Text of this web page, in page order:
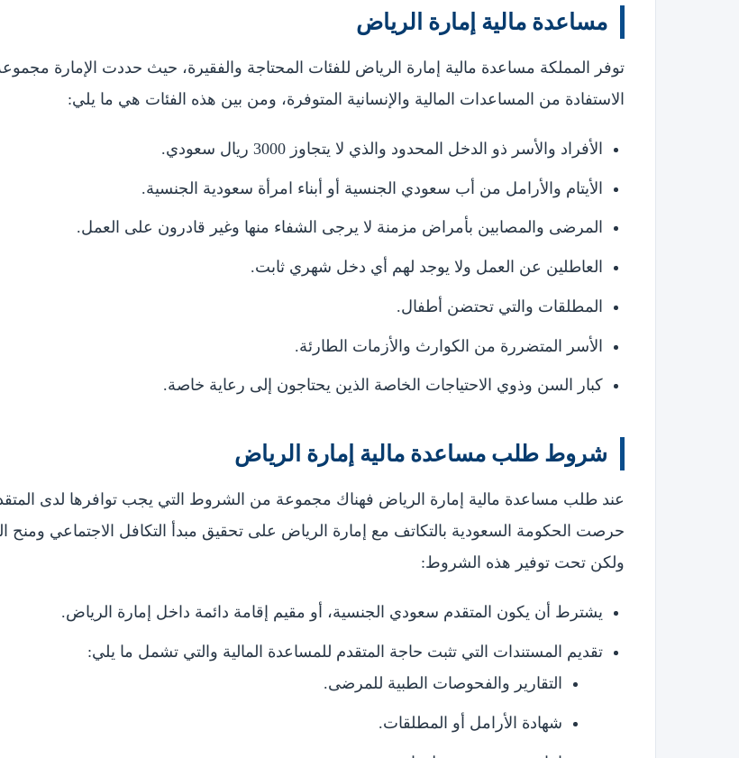
مساعدة مالية إمارة الرياض
توفر المملكة مساعدة مالية إمارة الرياض للفئات المحتاجة والفقيرة، حيث حددت الإمارة
الاستفادة من المساعدات المالية والإنسانية المتوفرة، ومن بين هذه الفئات هي ما يلي:
الأفراد والأسر ذو الدخل المحدود والذي لا يتجاوز 3000 ريال سعودي.
الأيتام والأرامل من أب سعودي الجنسية أو أبناء امرأة سعودية الجنسية.
المرضى والمصابين بأمراض مزمنة لا يرجى الشفاء منها وغير قادرون على العمل.
العاطلين عن العمل ولا يوجد لهم أي دخل شهري ثابت.
المطلقات والتي تحتضن أطفال.
الأسر المتضررة من الكوارث والأزمات الطارئة.
كبار السن وذوي الاحتياجات الخاصة الذين يحتاجون إلى رعاية خاصة.
شروط طلب مساعدة مالية إمارة الرياض
عند طلب مساعدة مالية إمارة الرياض فهناك مجموعة من الشروط التي يجب توافرها لدى
حرصت الحكومة السعودية بالتكاتف مع إمارة الرياض على تحقيق مبدأ التكافل الاجتماعي ومنح
ولكن تحت توفير هذه الشروط:
يشترط أن يكون المتقدم سعودي الجنسية، أو مقيم إقامة دائمة داخل إمارة الرياض.
تقديم المستندات التي تثبت حاجة المتقدم للمساعدة المالية والتي تشمل ما يلي:
التقارير والفحوصات الطبية للمرضى.
شهادة الأرامل أو المطلقات.